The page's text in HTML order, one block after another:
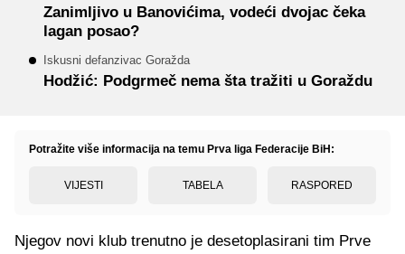
Zanimljivo u Banovićima, vodeći dvojac čeka
lagan posao?
Iskusni defanzivac Goražda
Hodžić: Podgrmeč nema šta tražiti u Goraždu
Potražite više informacija na temu Prva liga Federacije BiH:
VIJESTI TABELA RASPORED
Njegov novi klub trenutno je desetoplasirani tim Prve